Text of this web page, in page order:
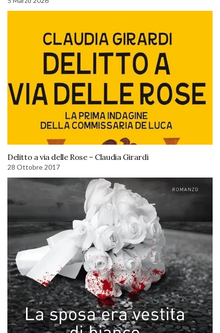
Delitto a via delle Rose – Claudia Girardi
28 Ottobre 2017